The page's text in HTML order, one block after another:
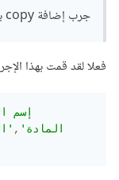
جرب إضافة copy بالآخر.
فعلا لقد قمت بهذا
'إسم
المادة',